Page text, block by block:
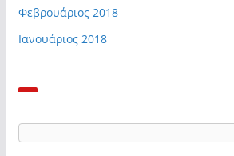
Φεβρουάριος 2018
Ιανουάριος 2018